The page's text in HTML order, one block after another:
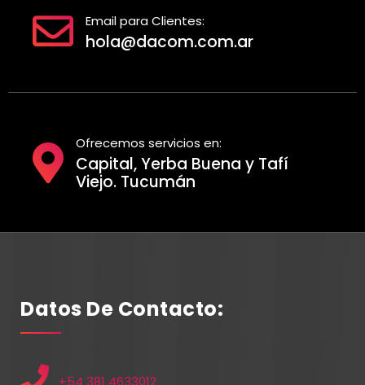
Email para Clientes:
hola@dacom.com.ar
Ofrecemos servicios en:
Capital, Yerba Buena y Tafí
Viejo. Tucumán
Datos De Contacto:
+54 381 4633012